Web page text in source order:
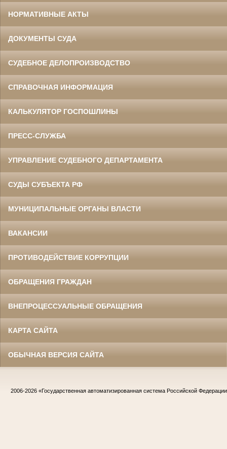
НОРМАТИВНЫЕ АКТЫ
ДОКУМЕНТЫ СУДА
СУДЕБНОЕ ДЕЛОПРОИЗВОДСТВО
СПРАВОЧНАЯ ИНФОРМАЦИЯ
КАЛЬКУЛЯТОР ГОСПОШЛИНЫ
ПРЕСС-СЛУЖБА
УПРАВЛЕНИЕ СУДЕБНОГО ДЕПАРТАМЕНТА
СУДЫ СУБЪЕКТА РФ
МУНИЦИПАЛЬНЫЕ ОРГАНЫ ВЛАСТИ
ВАКАНСИИ
ПРОТИВОДЕЙСТВИЕ КОРРУПЦИИ
ОБРАЩЕНИЯ ГРАЖДАН
ВНЕПРОЦЕССУАЛЬНЫЕ ОБРАЩЕНИЯ
КАРТА САЙТА
ОБЫЧНАЯ ВЕРСИЯ САЙТА
2006-2026 «Государственная автоматизированная система Российской